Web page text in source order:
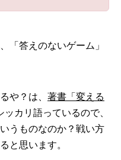
「答えのないゲーム」
や？は、 著書「変える
ッカリ語っているので、
うものなのか？戦い方
と思います。